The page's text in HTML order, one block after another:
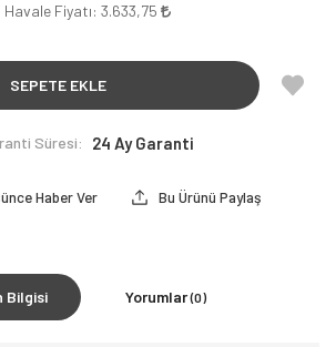
Havale Fiyatı: 3.633,75
SEPETE EKLE
Süresi: 24 Ay Garanti
Haber Ver Bu Ürünü Paylaş
Bilgisi Yorumlar(0)